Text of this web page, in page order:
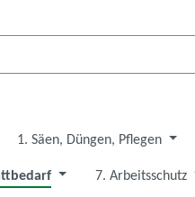
1. Säen, Düngen, Pflegen
7. Arbeitsschutz